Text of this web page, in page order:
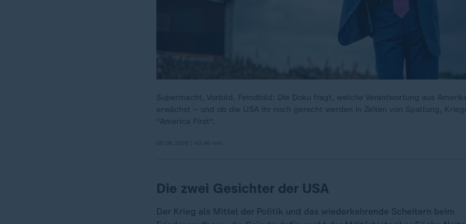
Supermacht, Vorbild, Feindbild: Die Doku fragt, welche Verantwortung aus
erwächst – und ob die USA ihr noch gerecht werden in Zeiten von Spaltung,
"America First".
Die zwei Gesichter der USA
Der Krieg als Mittel der Politik und das wiederkehrende Scheitern beim